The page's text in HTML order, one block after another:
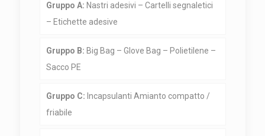
Gruppo A: Nastri adesivi – Cartelli segnaletici
– Etichette adesive
Gruppo B: Big Bag – Glove Bag – Polietilene –
Sacco PE
Gruppo C: Incapsulanti Amianto compatto /
friabile